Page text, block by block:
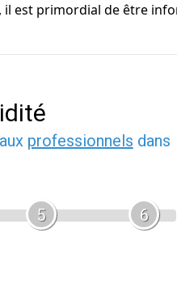
est primordial de être
aux professionnels dans
5 6